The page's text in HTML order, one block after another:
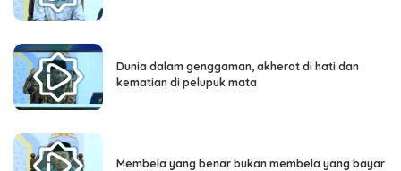
Dunia dalam genggaman, akherat di hati dan
kematian di pelupuk mata
Membela yang benar bukan membela yang bayar